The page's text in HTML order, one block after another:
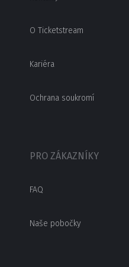
O Ticketstream
Kariéra
Ochrana soukromí
PRO ZÁKAZNÍKY
FAQ
Naše pobočky